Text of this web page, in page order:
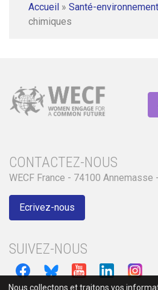
Accueil » Santé-environnement
chimiques
CONTACTEZ-NOUS
WECF France - 74100 Annemasse
Ecrivez-nous
SUIVEZ-NOUS
Nous collectons et traitons vos